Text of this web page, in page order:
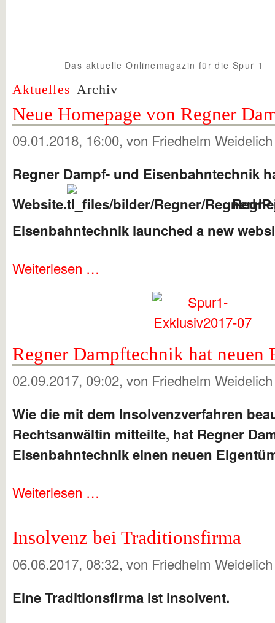
Aktuelles Archiv
Das aktuelle Onlinemagazin für die Spur 1
Spur1info.com
Neue Homepage von Regner
09.01.2018, 16:00, von Friedhelm Weidelich
Regner Dampf- und Eisenbahntechnik
Website.
Eisenbahntechnik launched a new
Weiterlesen …
Regner Dampftechnik hat neuen
02.09.2017, 09:02, von Friedhelm Weidelich
Wie die mit dem Insolvenzverfahren
Rechtsanwältin mitteilte, hat Regner
Eisenbahntechnik einen neuen
Weiterlesen …
Insolvenz bei Traditionsfirma
06.06.2017, 08:32, von Friedhelm
Eine Traditionsfirma ist insolvent.